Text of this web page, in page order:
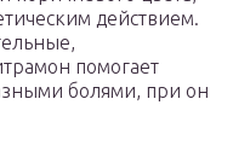
действием.
помогает
болями, при он